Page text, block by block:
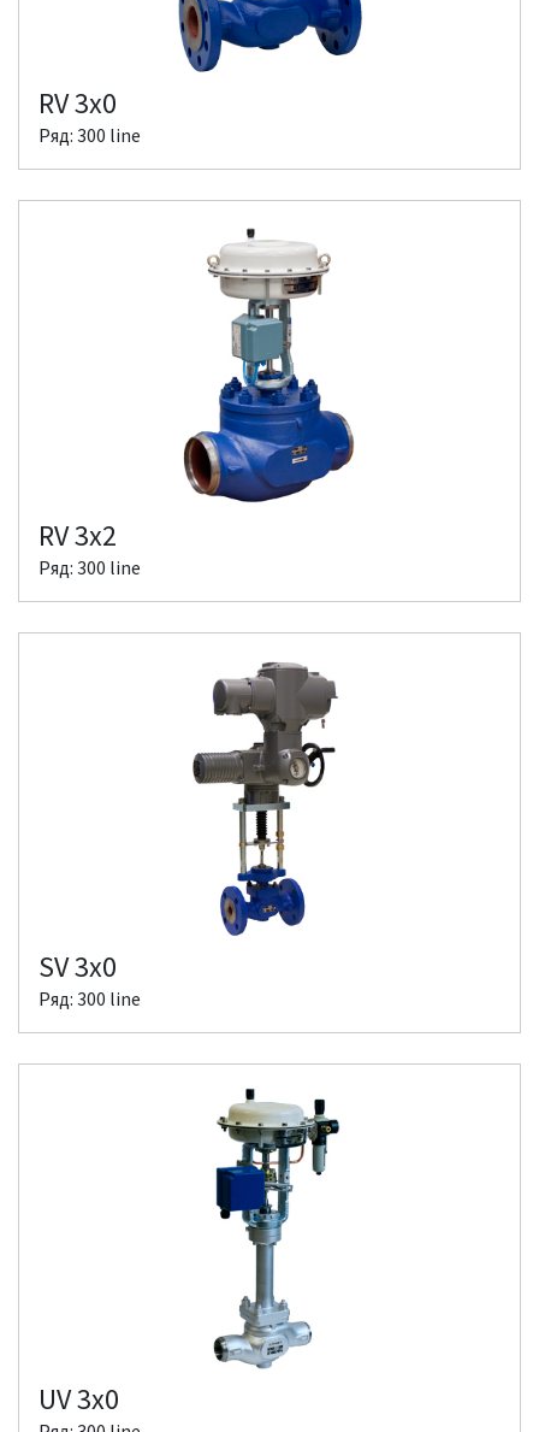
RV 3x0
Ряд: 300 line
RV 3x2
Ряд: 300 line
SV 3x0
Ряд: 300 line
UV 3x0